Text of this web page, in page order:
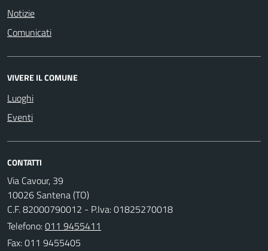
Notizie
Comunicati
VIVERE IL COMUNE
Luoghi
Eventi
CONTATTI
Via Cavour, 39
10026 Santena (TO)
C.F. 82000790012 - P.Iva: 01825270018
Telefono:011 9455411
Fax: 011 9455405